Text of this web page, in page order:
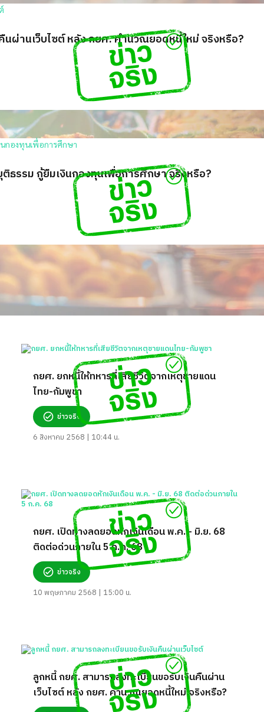
ผ่านเว็บไซต์ หลัง กยศ. คำนวณยอดหนี้ใหม่ จริงหรือ?
ธรรม กู้ยืมเงินกองทุนเพื่อการศึกษา จริงหรือ?
กยศ. ยกหนี้ให้ทหารที่เสียชีวิตจากเหตุชายแดน
ไทย-กัมพูชา
ข่าวจริง
6 สิงหาคม 2568 | 10:44 น.
กยศ. เปิดทางลดยอดหักเงินเดือน พ.ค. - มิ.ย. 68
ติดต่อด่วนภายใน 5 ก.ค. 68
ข่าวจริง
10 พฤษภาคม 2568 | 15:00 น.
ลูกหนี้ กยศ. สามารถลงทะเบียนขอรับเงินคืนผ่าน
เว็บไซต์ หลัง กยศ. คำนวณยอดหนี้ใหม่ จริงหรือ?